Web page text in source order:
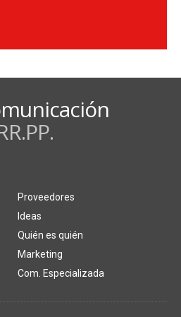
Proveedores
Ideas
Quién es quién
Marketing
Com. Especializada